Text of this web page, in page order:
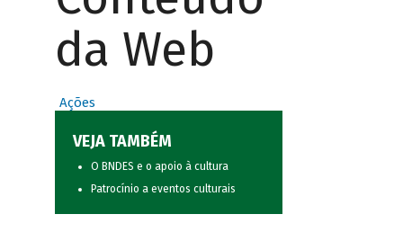
da Web
Ações
VEJA TAMBÉM
O BNDES e o apoio à cultura
Patrocínio a eventos culturais